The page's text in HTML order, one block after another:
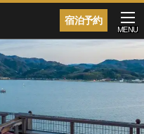
宿泊予約
MENU